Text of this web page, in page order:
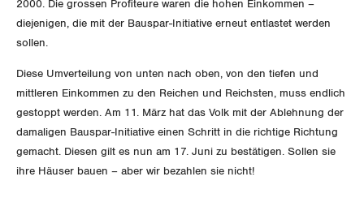
Obwalden
Schaffhausen
Schwyz
2000. Die grossen Profiteure waren die hohen Einkommen –
diejenigen, die mit der Bauspar-Initiative erneut entlastet werden
sollen.
Diese Umverteilung von unten nach oben, von den tiefen und
mittleren Einkommen zu den Reichen und Reichsten, muss endlich
gestoppt werden. Am 11. März hat das Volk mit der Ablehnung der
damaligen Bauspar-Initiative einen Schritt in die richtige Richtung
gemacht. Diesen gilt es nun am 17. Juni zu bestätigen. Sollen sie
ihre Häuser bauen – aber wir bezahlen sie nicht!